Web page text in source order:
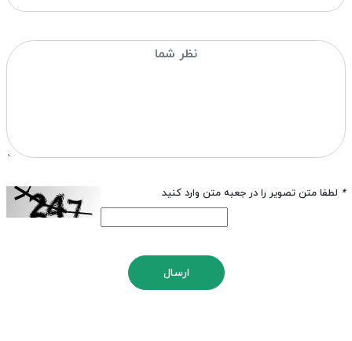
* لطفا متن تصویر را در جعبه متن وارد کنید
ارسال